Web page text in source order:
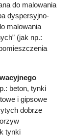
do malowania
dyspersyjno-
malowania
(jak np.:
beton, tynki
i gipsowe
dobrze
tynki